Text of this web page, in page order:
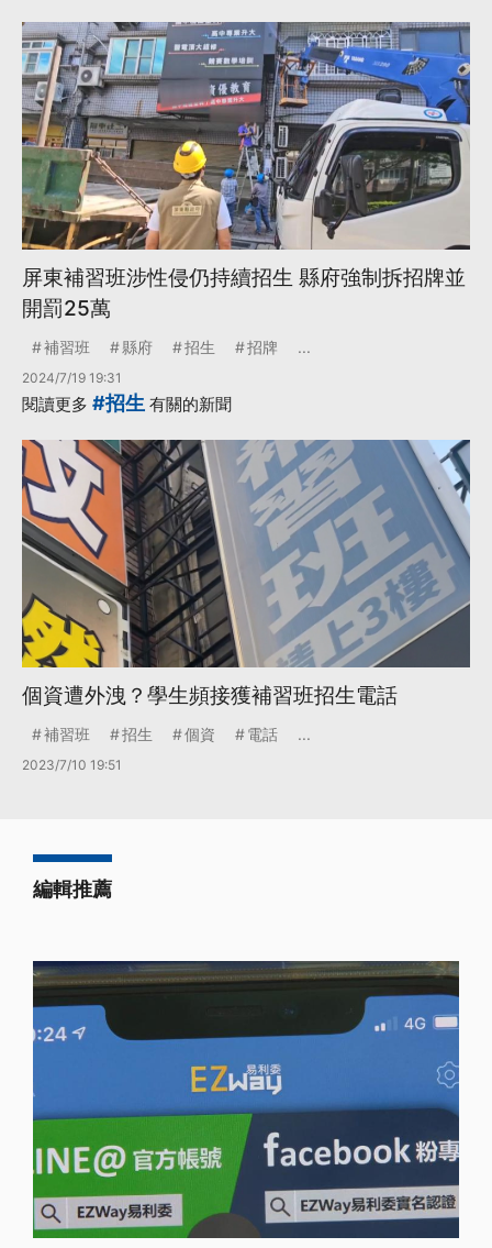
屏東補習班涉性侵仍持續招生 縣府強制拆招牌並
開罰25萬
補習班 縣府 招生 招牌 ...
2024/7/19 19:31
閱讀更多 #招生 有關的新聞
個資遭外洩？學生頻接獲補習班招生電話
補習班 招生 個資 電話 ...
2023/7/10 19:51
編輯推薦